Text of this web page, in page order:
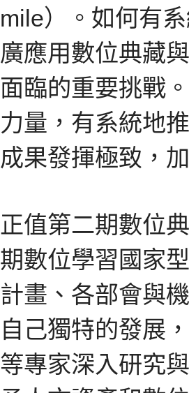
mile）。如何有
廣應用數位典藏
面臨的重要挑戰
力量，有系統地
成果發揮極致，
正值第二期數位
期數位學習國家
計畫、各部會與
自己獨特的發展
等專家深入研究